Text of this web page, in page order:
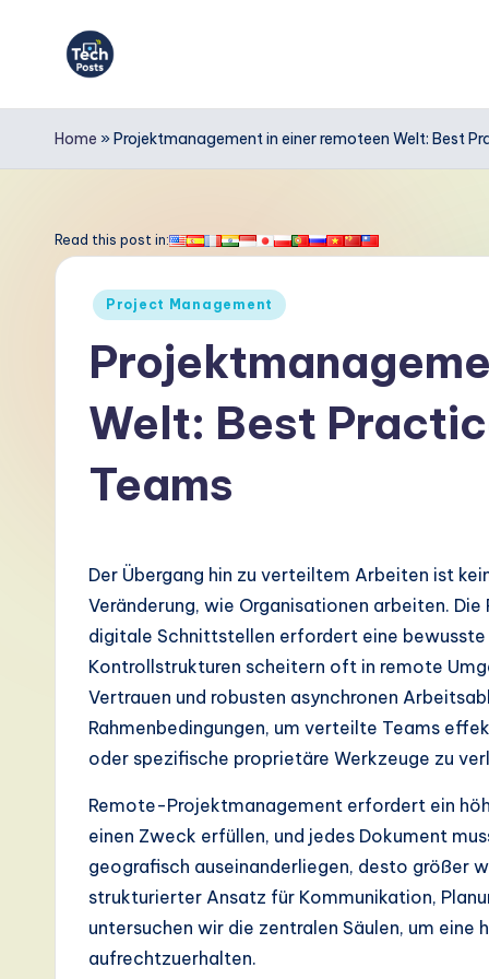
T
e
h
m
Home » Projektmanagement in einer remoteen Welt: Best
Read this post in:
Posted
Project Management
Welt: Best
Teams
Der Übergang hin zu verteiltem Arbeiten ist
Veränderung, wie Organisationen arbeiten.
digitale Schnittstellen erfordert eine
Kontrollstrukturen scheitern oft in remote
Vertrauen und robusten asynchronen
Rahmenbedingungen, um verteilte Teams
oder spezifische proprietäre Werkzeuge zu
Remote-Projektmanagement erfordert ein
einen Zweck erfüllen, und jedes Dokument
geografisch auseinanderliegen, desto größer
strukturierter Ansatz für Kommunikation,
untersuchen wir die zentralen Säulen, um
aufrechtzuerhalten.